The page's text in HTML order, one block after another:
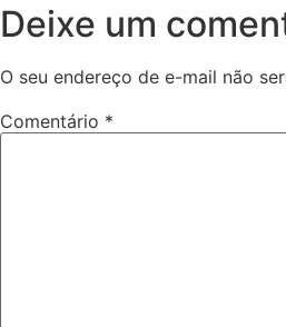
Deixe um
O seu endereço de e-mail não
Comentário *